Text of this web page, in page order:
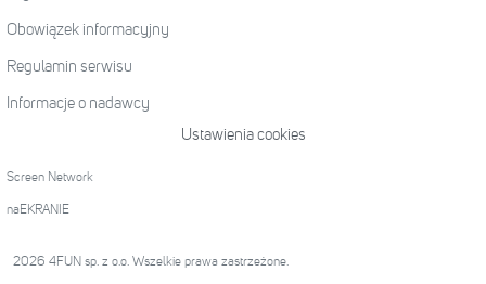
Obowiązek informacyjny
Regulamin serwisu
Informacje o nadawcy
Ustawienia cookies
Screen Network
naEKRANIE
2026 4FUN sp. z o.o. Wszelkie prawa zastrzeżone.